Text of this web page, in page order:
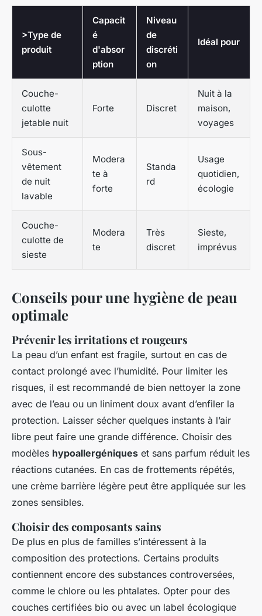
>Type de
produit
Capacit
é
d'absor
ption
Niveau
de
discréti
on
Idéal pour
Couche-
culotte
jetable nuit
Forte Discret
Nuit à la
maison,
voyages
Sous-
vêtement
de nuit
lavable
Modera
te à
forte
Standa
rd
Usage
quotidien,
écologie
Couche-
culotte de
sieste
Modera
te
Très
discret
Sieste,
imprévus
Conseils pour une hygiène de peau
optimale
Prévenir les irritations et rougeurs
La peau d’un enfant est fragile, surtout en cas de
contact prolongé avec l’humidité. Pour limiter les
risques, il est recommandé de bien nettoyer la zone
avec de l’eau ou un liniment doux avant d’enfiler la
protection. Laisser sécher quelques instants à l’air
libre peut faire une grande différence. Choisir des
modèles hypoallergéniques et sans parfum réduit les
réactions cutanées. En cas de frottements répétés,
une crème barrière légère peut être appliquée sur les
zones sensibles.
Choisir des composants sains
De plus en plus de familles s’intéressent à la
composition des protections. Certains produits
contiennent encore des substances controversées,
comme le chlore ou les phtalates. Opter pour des
couches certifiées bio ou avec un label écologique